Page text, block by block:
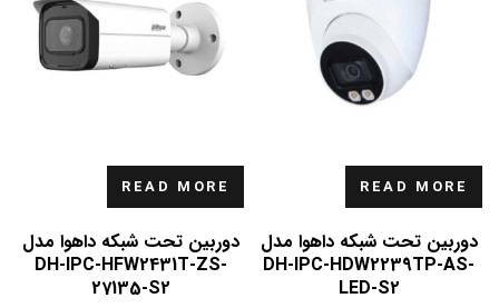
READ MORE
دوربین تحت شبکه داهوا مدل
DH-IPC-HDW2239TP-AS-
LED-S2
READ MORE
دوربین تحت شبکه داهوا مدل
DH-IPC-HFW2431T-ZS-
27135-S2